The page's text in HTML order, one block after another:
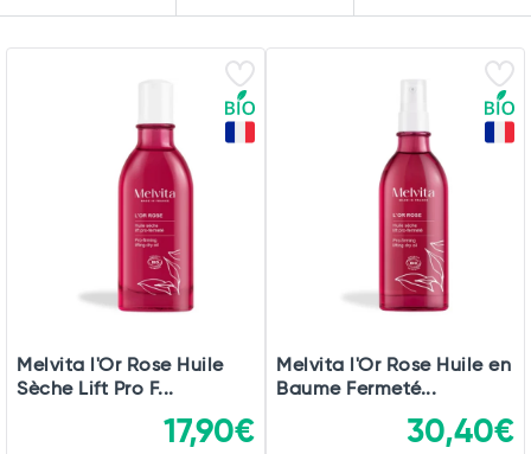
Melvita l'Or Rose Huile
Sèche Lift Pro F...
17,90€
Melvita l'Or Rose Huile en
Baume Fermeté...
30,40€